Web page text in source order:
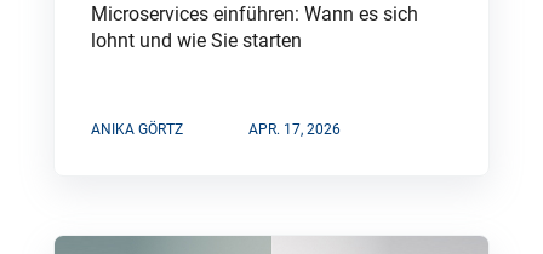
Microservices einführen: Wann es sich
lohnt und wie Sie starten
ANIKA GÖRTZ APR. 17, 2026